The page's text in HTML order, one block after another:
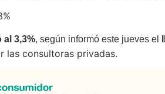
al 3,3%, según informó este jueves el
las consultoras privadas.